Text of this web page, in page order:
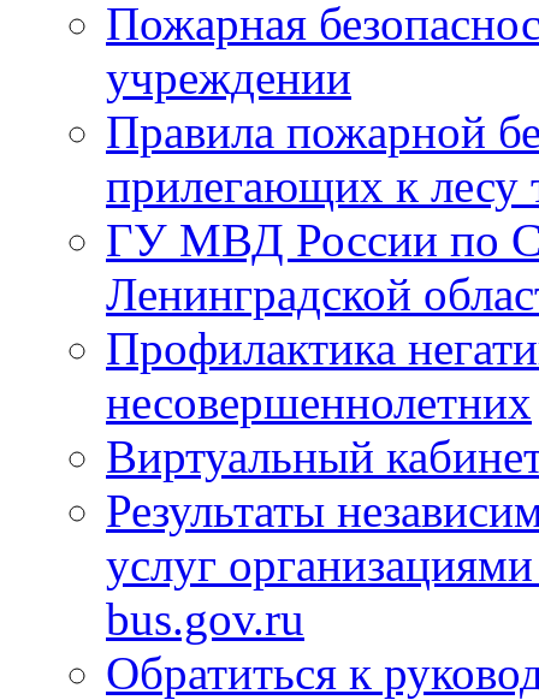
Пожарная
учреждении
Правила пожарной
прилегающих к лесу
ГУ МВД России по
Ленинградской
Профилактика
несовершеннолетних
Виртуальный
Результаты
услуг
bus.gov.ru
Обратиться к